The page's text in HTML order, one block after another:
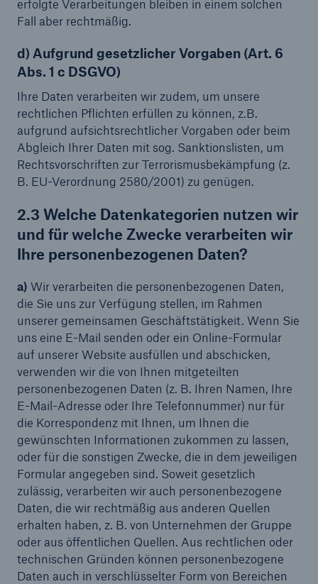
erfolgte Verarbeitungen bleiben in einem solchen
Fall aber rechtmäßig.
d) Aufgrund gesetzlicher Vorgaben (Art. 6
Abs. 1 c DSGVO)
Ihre Daten verarbeiten wir zudem, um unsere
rechtlichen Pflichten erfüllen zu können, z.B.
aufgrund aufsichtsrechtlicher Vorgaben oder beim
Abgleich Ihrer Daten mit sog. Sanktionslisten, um
Rechtsvorschriften zur Terrorismusbekämpfung (z.
B. EU-Verordnung 2580/2001) zu genügen.
2.3 Welche Datenkategorien nutzen wir
und für welche Zwecke verarbeiten wir
Ihre personenbezogenen Daten?
a) Wir verarbeiten die personenbezogenen Daten,
die Sie uns zur Verfügung stellen, im Rahmen
unserer gemeinsamen Geschäftstätigkeit. Wenn Sie
uns eine E-Mail senden oder ein Online-Formular
auf unserer Website ausfüllen und abschicken,
verwenden wir die von Ihnen mitgeteilten
personenbezogenen Daten (z. B. Ihren Namen, Ihre
E-Mail-Adresse oder Ihre Telefonnummer) nur für
die Korrespondenz mit Ihnen, um Ihnen die
gewünschten Informationen zukommen zu lassen,
oder für die sonstigen Zwecke, die in dem jeweiligen
Formular angegeben sind. Soweit gesetzlich
zulässig, verarbeiten wir auch personenbezogene
Daten, die wir rechtmäßig aus anderen Quellen
erhalten haben, z. B. von Unternehmen der Gruppe
oder aus öffentlichen Quellen. Aus rechtlichen oder
technischen Gründen können personenbezogene
Daten auch in verschlüsselter Form von Bereichen